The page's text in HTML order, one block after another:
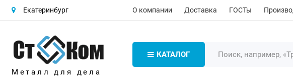
Екатеринбург О компании Доставка ГОСТы
Металл для дела
КАТАЛОГ